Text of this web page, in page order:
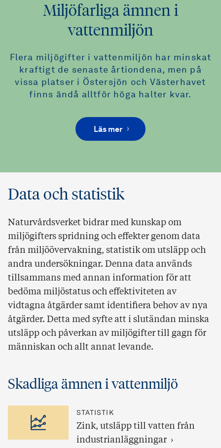
Miljöfarliga ämnen i
vattenmiljön
Flera miljögifter i vattenmiljön har minskat
kraftigt de senaste årtiondena, men på
vissa platser i Östersjön och Västerhavet
finns ändå alltför höga halter kvar.
Läs mer
Data och statistik
Naturvårdsverket bidrar med kunskap om
miljögifters spridning och effekter genom data
från miljöövervakning, statistik om utsläpp och
andra undersökningar. Denna data används
tillsammans med annan information för att
bedöma miljöstatus och effektiviteten av
vidtagna åtgärder samt identifiera behov av nya
åtgärder. Detta med syfte att i slutändan minska
utsläpp och påverkan av miljögifter till gagn för
människan och allt annat levande.
Skadliga ämnen i vattenmiljö
STATISTIK
Zink, utsläpp till vatten från
industrianläggningar